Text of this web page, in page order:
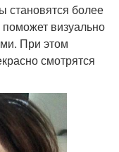
становятся более
визуально
При этом
смотрятся